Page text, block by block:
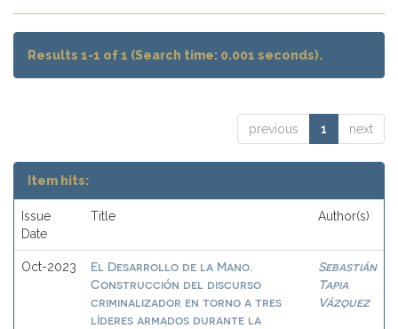
Results 1-1 of 1 (Search time: 0.001 seconds).
previous 1 next
Item hits:
Issue
Date
Title Author(s)
Oct-2023
El Desarrollo de la Mano.
Construcción del discurso
criminalizador en torno a tres
líderes armados durante la
Sebastián
Tapia
Vázquez